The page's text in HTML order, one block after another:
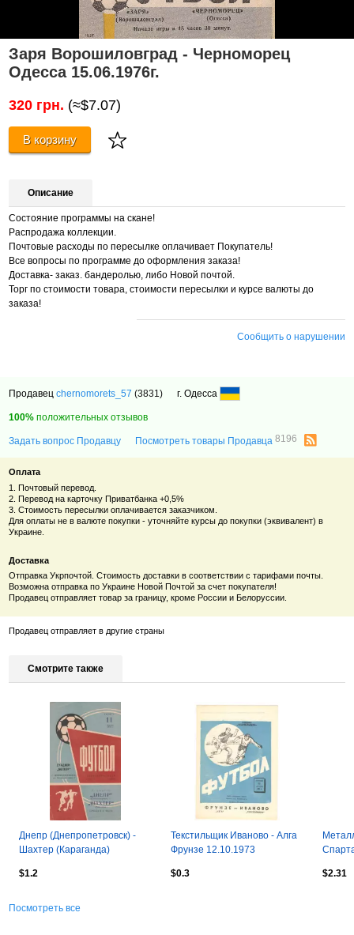
Заря Ворошиловград - Черноморец
Одесса 15.06.1976г.
320 грн. (≈$7.07)
В корзину
Описание
Состояние программы на скане!
Распродажа коллекции.
Почтовые расходы по пересылке оплачивает Покупатель!
Все вопросы по программе до оформления заказа!
Доставка- заказ. бандеролью, либо Новой почтой.
Торг по стоимости товара, стоимости пересылки и курсе валюты до
заказа!
Сообщить о нарушении
Продавецchernomorets_57 (3831) г. Одесса
100% положительных отзывов
Задать вопрос Продавцу Посмотреть товары Продавца8196
Оплата
1. Почтовый перевод.
2. Перевод на карточку Приватбанка +0,5%
3. Стоимость пересылки оплачивается заказчиком.
Для оплаты не в валюте покупки - уточняйте курсы до покупки (эквивалент) в
Украине.
Доставка
Отправка Укрпочтой. Стоимость доставки в соответствии с тарифами почты.
Возможна отправка по Украине Новой Почтой за счет покупателя!
Продавец отправляет товар за границу, кроме России и Белоруссии.
Продавец отправляет в другие страны
Смотрите также
Днепр (Днепропетровск) -
Шахтер (Караганда)
$1.2
Текстильщик Иваново - Алга
Фрунзе 12.10.1973
$0.3
$2.31
Посмотреть все